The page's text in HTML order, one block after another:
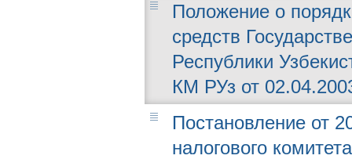
Положение о
средств
Республики
КМ РУз от
Постановление от
налогового